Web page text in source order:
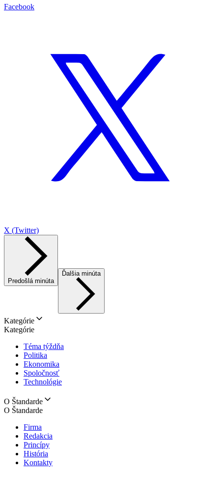
Facebook
X (Twitter)
Predošlá minúta
Ďalšia minúta
Kategórie
Kategórie
Téma týždňa
Politika
Ekonomika
Spoločnosť
Technológie
O Štandarde
O Štandarde
Firma
Redakcia
Princípy
História
Kontakty